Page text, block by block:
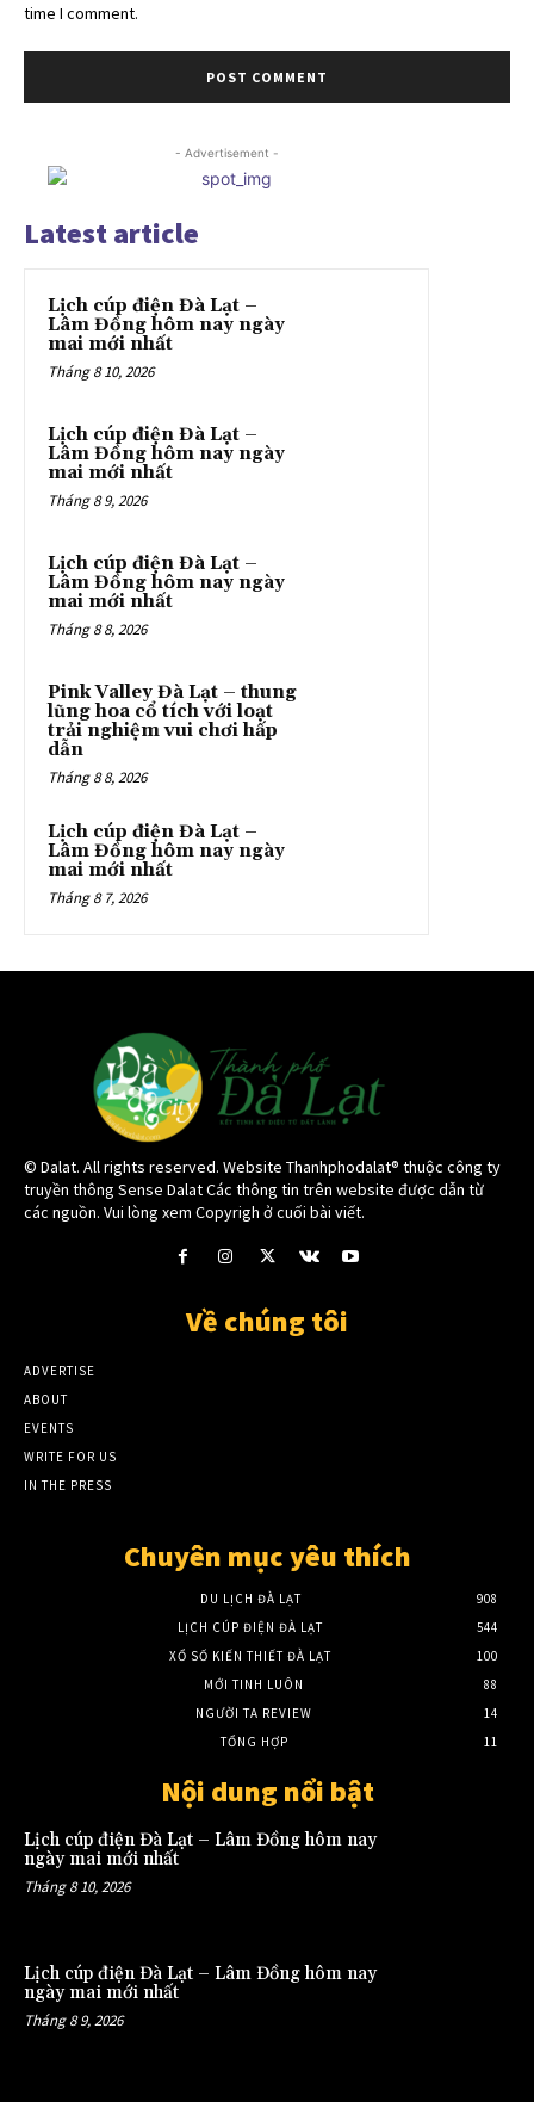
time I comment.
- Advertisement -
Latest article
Lịch cúp điện Đà Lạt –
Lâm Đồng hôm nay ngày
mai mới nhất
Tháng 8 10, 2026
Lịch cúp điện Đà Lạt –
Lâm Đồng hôm nay ngày
mai mới nhất
Tháng 8 9, 2026
Lịch cúp điện Đà Lạt –
Lâm Đồng hôm nay ngày
mai mới nhất
Tháng 8 8, 2026
Pink Valley Đà Lạt – thung
lũng hoa cổ tích với loạt
trải nghiệm vui chơi hấp
dẫn
Tháng 8 8, 2026
Lịch cúp điện Đà Lạt –
Lâm Đồng hôm nay ngày
mai mới nhất
Tháng 8 7, 2026
© Dalat. All rights reserved. Website Thanhphodalat® thuộc công ty
truyền thông Sense Dalat Các thông tin trên website được dẫn từ
các nguồn. Vui lòng xem Copyrigh ở cuối bài viết.
Về chúng tôi
ADVERTISE
ABOUT
EVENTS
WRITE FOR US
IN THE PRESS
Chuyên mục yêu thích
DU LỊCH ĐÀ LẠT
908
LỊCH CÚP ĐIỆN ĐÀ LẠT
544
XỔ SỐ KIẾN THIẾT ĐÀ LẠT
100
MỚI TINH LUÔN
88
NGƯỜI TA REVIEW
14
TỔNG HỢP
11
Nội dung nổi bật
Lịch cúp điện Đà Lạt – Lâm Đồng hôm nay
ngày mai mới nhất
Tháng 8 10, 2026
Lịch cúp điện Đà Lạt – Lâm Đồng hôm nay
ngày mai mới nhất
Tháng 8 9, 2026